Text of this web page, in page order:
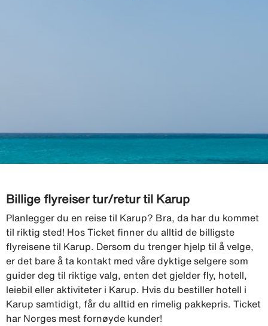
Billige flyreiser tur/retur til Karup
Planlegger du en reise til Karup? Bra, da har du kommet
til riktig sted! Hos Ticket finner du alltid de billigste
flyreisene til Karup. Dersom du trenger hjelp til å velge,
er det bare å ta kontakt med våre dyktige selgere som
guider deg til riktige valg, enten det gjelder fly, hotell,
leiebil eller aktiviteter i Karup. Hvis du bestiller hotell i
Karup samtidigt, får du alltid en rimelig pakkepris. Ticket
har Norges mest fornøyde kunder!